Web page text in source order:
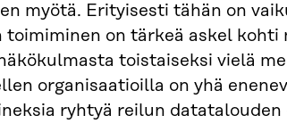
myötä. Erityisesti tähän on
on tärkeä askel
toistaiseksi vielä
organisaatioilla on yhä
ryhtyä reilun